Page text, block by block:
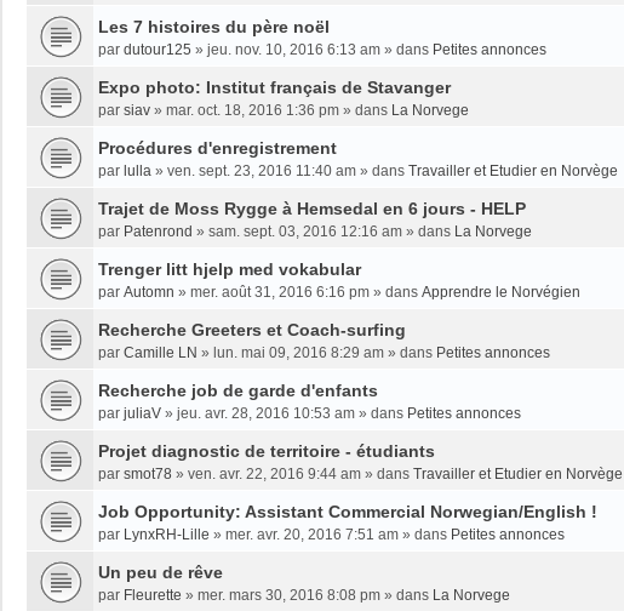
Les 7 histoires du père noël
par dutour125 » jeu. nov. 10, 2016 6:13 am » dans Petites annonces
Expo photo: Institut français de Stavanger
par siav » mar. oct. 18, 2016 1:36 pm » dans La Norvege
Procédures d'enregistrement
par lulla » ven. sept. 23, 2016 11:40 am » dans Travailler et Etudier en Norvège
Trajet de Moss Rygge à Hemsedal en 6 jours - HELP
par Patenrond » sam. sept. 03, 2016 12:16 am » dans La Norvege
Trenger litt hjelp med vokabular
par Automn » mer. août 31, 2016 6:16 pm » dans Apprendre le Norvégien
Recherche Greeters et Coach-surfing
par Camille LN » lun. mai 09, 2016 8:29 am » dans Petites annonces
Recherche job de garde d'enfants
par juliaV » jeu. avr. 28, 2016 10:53 am » dans Petites annonces
Projet diagnostic de territoire - étudiants
par smot78 » ven. avr. 22, 2016 9:44 am » dans Travailler et Etudier en Norvège
Job Opportunity: Assistant Commercial Norwegian/English !
par LynxRH-Lille » mer. avr. 20, 2016 7:51 am » dans Petites annonces
Un peu de rêve
par Fleurette » mer. mars 30, 2016 8:08 pm » dans La Norvege